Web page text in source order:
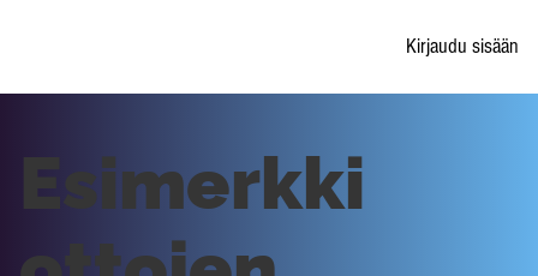
Kirjaudu sisään
Esimerkki